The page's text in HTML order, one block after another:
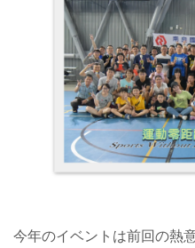
今年のイベントは前回の熱